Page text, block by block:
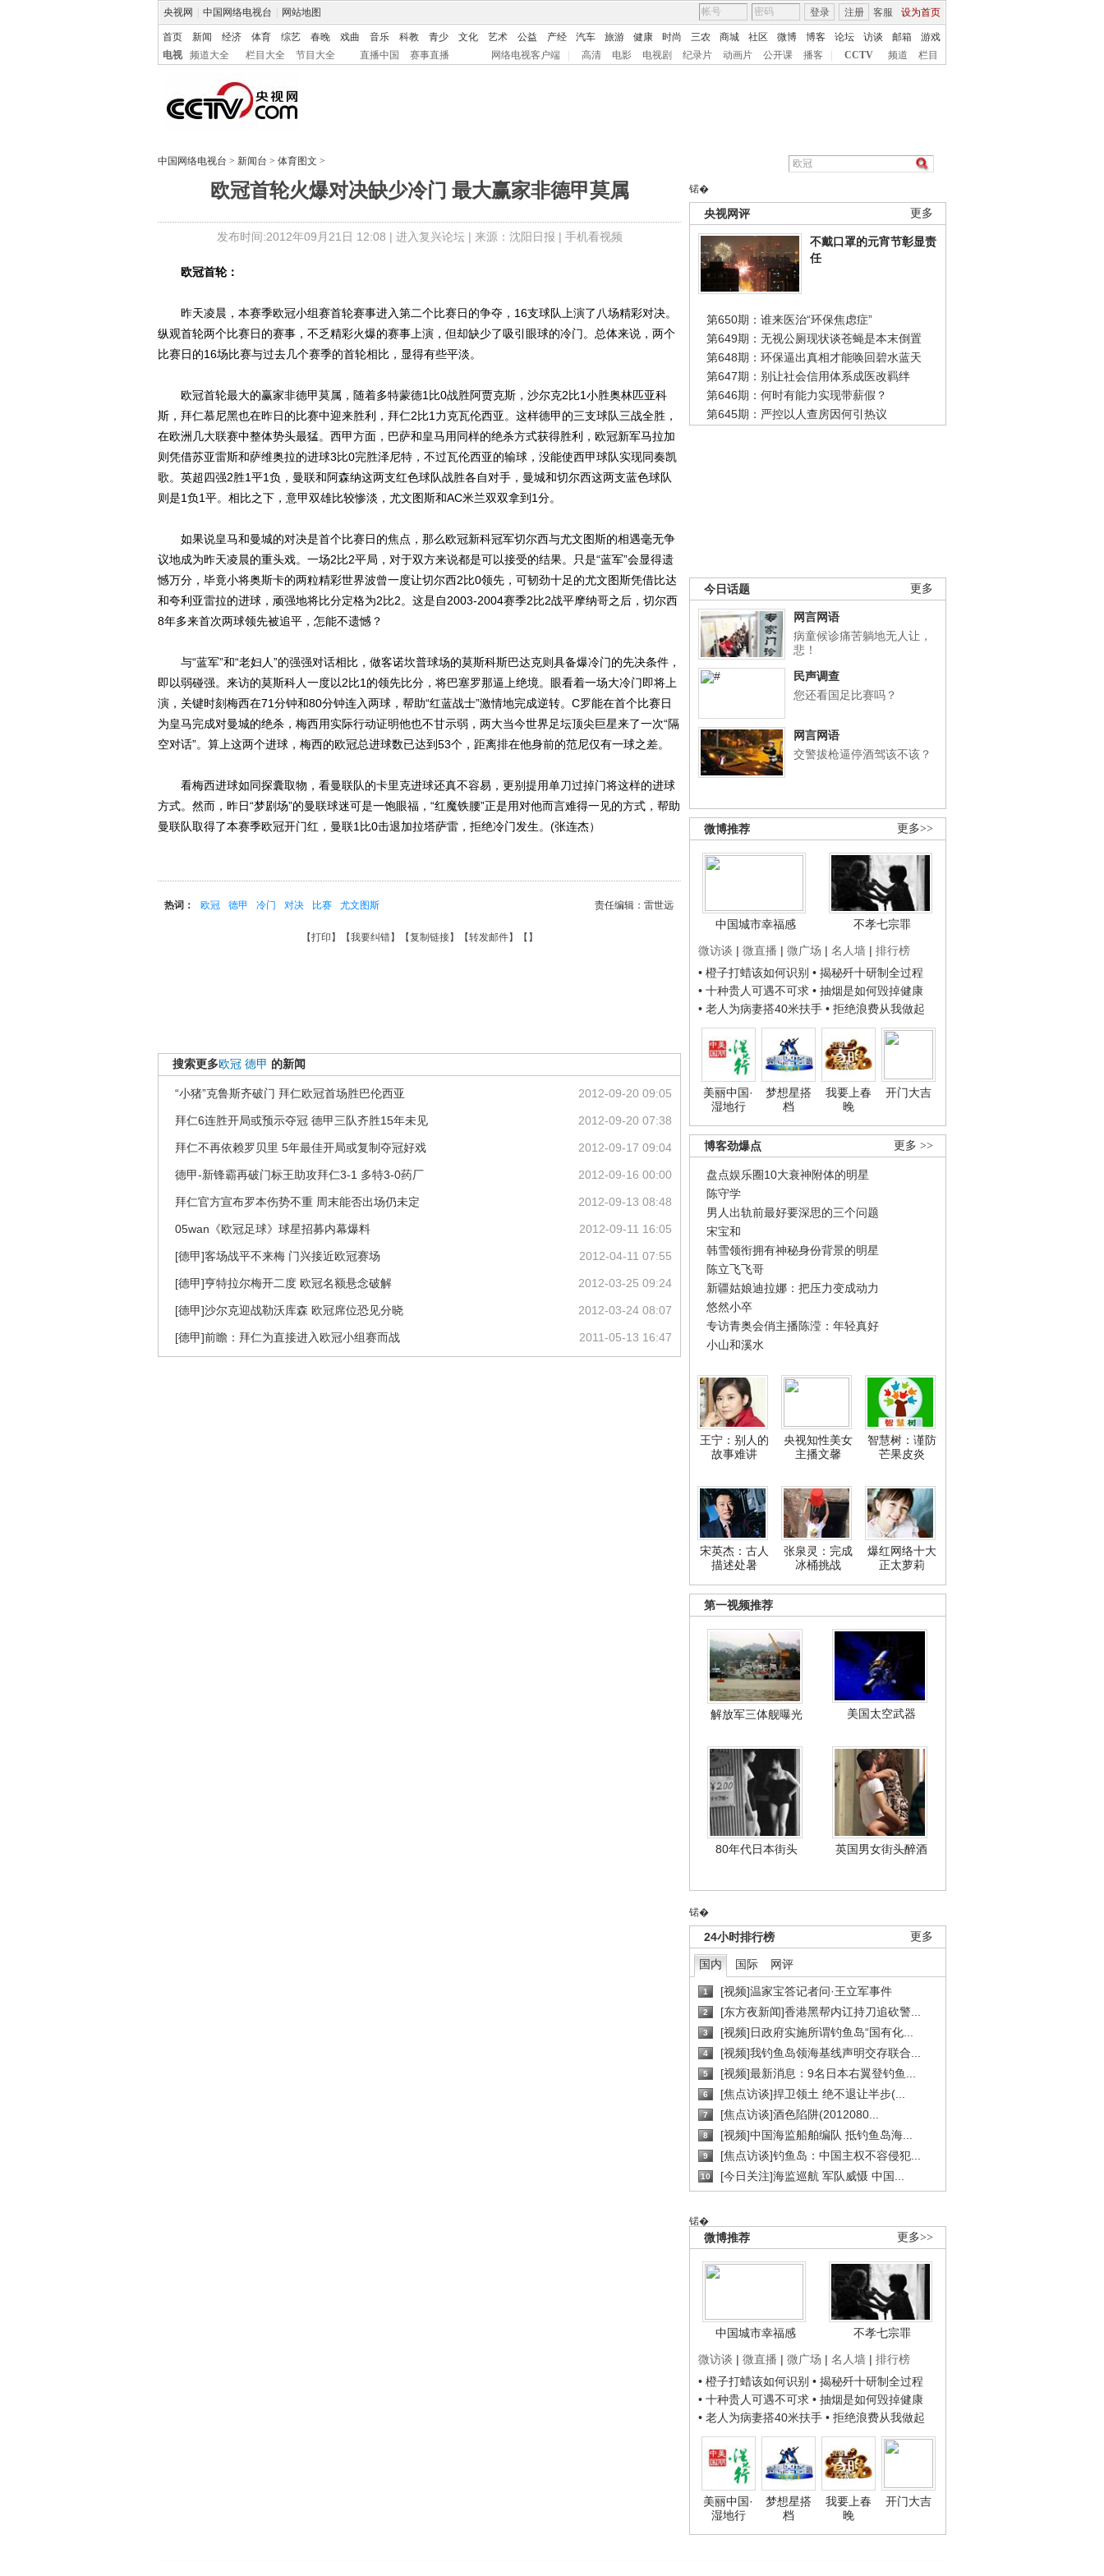
央视网 中国网络电视台 网站地图 客服 设为首页
登录 注册
首页 新闻 经济 体育 综艺 春晚 戏曲 音乐 科教 青少 文化 艺术 公益 产经 汽车 旅游 健康 时尚 三农 商城 社区 微博 博客 论坛 访谈 邮箱
游戏
电视
频道大全 栏目大全 节目大全 直播中国 赛事直播 网络电视客户端 高清 电影 电视剧 纪录片 动画片 公开课 播客 CCTV 频道 栏目
中国网络电视台 > 新闻台 > 体育图文 >
欧冠首轮火爆对决缺少冷门 最大赢家非德甲莫属
发布时间:2012年09月21日 12:08 | 进入复兴论坛| 来源：沈阳日报 | 手机看视频
锘�
更多
央视网评
不戴口罩的元宵节彰显责
任
第650期：谁来医治“环保焦虑症”
第649期：无视公厕现状谈苍蝇是本末倒置
第648期：环保逼出真相才能唤回碧水蓝天
第647期：别让社会信用体系成医改羁绊
第646期：何时有能力实现带薪假？
第645期：严控以人查房因何引热议
更多
今日话题
网言网语
病童候诊痛苦躺地无人让，
悲！
民声调查
您还看国足比赛吗？
网言网语
交警拔枪逼停酒驾该不该？
更多>>
微博推荐
中国城市幸福感
不孝七宗罪
微访谈 | 微直播 | 微广场 | 名人墙 | 排行榜
• 橙子打蜡该如何识别 • 揭秘歼十研制全过程
• 十种贵人可遇不可求 • 抽烟是如何毁掉健康
• 老人为病妻搭40米扶手 • 拒绝浪费从我做起
美丽中国·
湿地行
梦想星搭
档
我要上春
晚
开门大吉
更多 >>
博客劲爆点
盘点娱乐圈10大衰神附体的明星
陈守学
男人出轨前最好要深思的三个问题
宋宝和
韩雪领衔拥有神秘身份背景的明星
陈立飞飞哥
新疆姑娘迪拉娜：把压力变成动力
悠然小卒
专访青奥会俏主播陈滢：年轻真好
小山和溪水
王宁：别人的
故事难讲
央视知性美女
主播文馨
智慧树：谨防
芒果皮炎
宋英杰：古人
描述处暑
张泉灵：完成
冰桶挑战
爆红网络十大
正太萝莉
第一视频推荐
解放军三体舰曝光 美国太空武器
80年代日本街头 英国男女街头醉酒
锘�
更多
24小时排行榜
国内 国际 网评
1 [视频]温家宝答记者问·王立军事件
2 [东方夜新闻]香港黑帮内讧持刀追砍警...
3 [视频]日政府实施所谓钓鱼岛“国有化...
4 [视频]我钓鱼岛领海基线声明交存联合...
5 [视频]最新消息：9名日本右翼登钓鱼...
6 [焦点访谈]捍卫领土 绝不退让半步(...
7 [焦点访谈]酒色陷阱(2012080...
8 [视频]中国海监船舶编队 抵钓鱼岛海...
9 [焦点访谈]钓鱼岛：中国主权不容侵犯...
10 [今日关注]海监巡航 军队威慑 中国...
锘�
更多>>
微博推荐
中国城市幸福感
不孝七宗罪
微访谈 | 微直播 | 微广场 | 名人墙 | 排行榜
• 橙子打蜡该如何识别 • 揭秘歼十研制全过程
• 十种贵人可遇不可求 • 抽烟是如何毁掉健康
• 老人为病妻搭40米扶手 • 拒绝浪费从我做起
美丽中国·
湿地行
梦想星搭
档
我要上春
晚
开门大吉
欧冠首轮：
昨天凌晨，本赛季欧冠小组赛首轮赛事进入第二个比赛日的争夺，16支球队上演了八场精彩对决。
纵观首轮两个比赛日的赛事，不乏精彩火爆的赛事上演，但却缺少了吸引眼球的冷门。总体来说，两个
比赛日的16场比赛与过去几个赛季的首轮相比，显得有些平淡。
欧冠首轮最大的赢家非德甲莫属，随着多特蒙德1比0战胜阿贾克斯，沙尔克2比1小胜奥林匹亚科
斯，拜仁慕尼黑也在昨日的比赛中迎来胜利，拜仁2比1力克瓦伦西亚。这样德甲的三支球队三战全胜，
在欧洲几大联赛中整体势头最猛。西甲方面，巴萨和皇马用同样的绝杀方式获得胜利，欧冠新军马拉加
则凭借苏亚雷斯和萨维奥拉的进球3比0完胜泽尼特，不过瓦伦西亚的输球，没能使西甲球队实现同奏凯
歌。英超四强2胜1平1负，曼联和阿森纳这两支红色球队战胜各自对手，曼城和切尔西这两支蓝色球队
则是1负1平。相比之下，意甲双雄比较惨淡，尤文图斯和AC米兰双双拿到1分。
如果说皇马和曼城的对决是首个比赛日的焦点，那么欧冠新科冠军切尔西与尤文图斯的相遇毫无争
议地成为昨天凌晨的重头戏。一场2比2平局，对于双方来说都是可以接受的结果。只是“蓝军”会显得遗
憾万分，毕竟小将奥斯卡的两粒精彩世界波曾一度让切尔西2比0领先，可韧劲十足的尤文图斯凭借比达
和夸利亚雷拉的进球，顽强地将比分定格为2比2。这是自2003-2004赛季2比2战平摩纳哥之后，切尔西
8年多来首次两球领先被追平，怎能不遗憾？
与“蓝军”和“老妇人”的强强对话相比，做客诺坎普球场的莫斯科斯巴达克则具备爆冷门的先决条件，
即以弱碰强。来访的莫斯科人一度以2比1的领先比分，将巴塞罗那逼上绝境。眼看着一场大冷门即将上
演，关键时刻梅西在71分钟和80分钟连入两球，帮助“红蓝战士”激情地完成逆转。C罗能在首个比赛日
为皇马完成对曼城的绝杀，梅西用实际行动证明他也不甘示弱，两大当今世界足坛顶尖巨星来了一次“隔
空对话”。算上这两个进球，梅西的欧冠总进球数已达到53个，距离排在他身前的范尼仅有一球之差。
看梅西进球如同探囊取物，看曼联队的卡里克进球还真不容易，更别提用单刀过掉门将这样的进球
方式。然而，昨日“梦剧场”的曼联球迷可是一饱眼福，“红魔铁腰”正是用对他而言难得一见的方式，帮助
曼联队取得了本赛季欧冠开门红，曼联1比0击退加拉塔萨雷，拒绝冷门发生。(张连杰）
责任编辑：雷世远
热词： 欧冠 德甲 冷门 对决 比赛 尤文图斯
【打印 】【我要纠错】【复制链接】【转发邮件】【 】
搜索更多欧冠 德甲 的新闻
2012-09-20 09:05
“小猪”克鲁斯齐破门 拜仁欧冠首场胜巴伦西亚
2012-09-20 07:38
拜仁6连胜开局或预示夺冠 德甲三队齐胜15年未见
2012-09-17 09:04
拜仁不再依赖罗贝里 5年最佳开局或复制夺冠好戏
2012-09-16 00:00
德甲-新锋霸再破门标王助攻拜仁3-1 多特3-0药厂
2012-09-13 08:48
拜仁官方宣布罗本伤势不重 周末能否出场仍未定
2012-09-11 16:05
05wan《欧冠足球》球星招募内幕爆料
2012-04-11 07:55
[德甲]客场战平不来梅 门兴接近欧冠赛场
2012-03-25 09:24
[德甲]亨特拉尔梅开二度 欧冠名额悬念破解
2012-03-24 08:07
[德甲]沙尔克迎战勒沃库森 欧冠席位恐见分晓
2011-05-13 16:47
[德甲]前瞻：拜仁为直接进入欧冠小组赛而战